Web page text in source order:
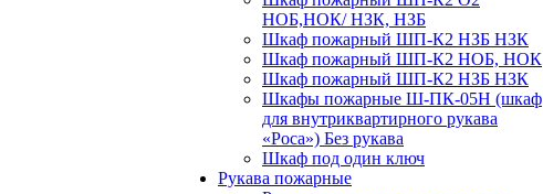
НОБ,НОК/ НЗК, НЗБ
Шкаф пожарный ШП-К2 НЗБ НЗК
Шкаф пожарный ШП-К2 НОБ, НОК
Шкаф пожарный ШП-К2 НЗБ НЗК
Шкафы пожарные Ш-ПК-05Н (шкаф
для внутриквартирного рукава
«Роса») Без рукава
Шкаф под один ключ
Рукава пожарные